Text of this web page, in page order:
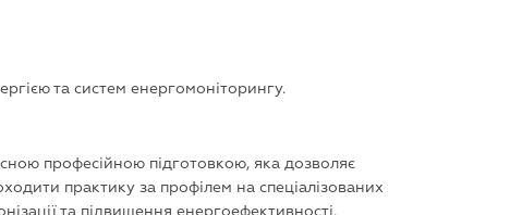
та систем енергомоніторингу.
професійною підготовкою, яка дозволяє
практику за профілем на спеціалізованих
та підвищення енергоефективності.